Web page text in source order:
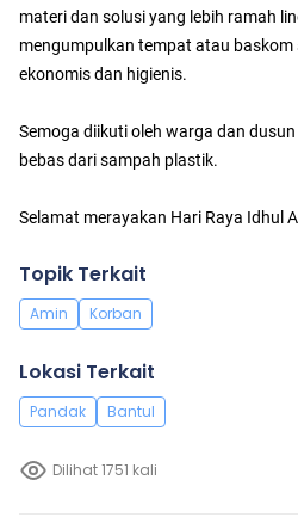
materi dan solusi yang lebih ramah
mengumpulkan tempat atau baskom
ekonomis dan higienis.
Semoga diikuti oleh warga dan
bebas dari sampah plastik.
Selamat merayakan Hari Raya Idhul
Topik Terkait
Amin Korban
Lokasi Terkait
Pandak Bantul
Dilihat 1751 kali